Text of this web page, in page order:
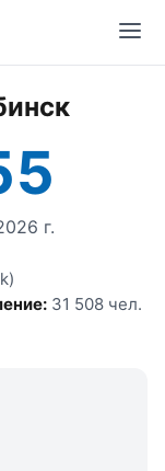
г.
31 508 чел.